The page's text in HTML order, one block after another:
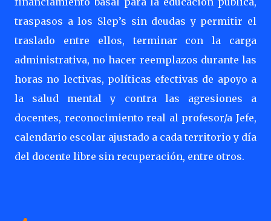
traspasos a los Slep’s sin deudas y permitir el
traslado entre ellos, terminar con la carga
administrativa, no hacer reemplazos durante las
horas no lectivas, políticas efectivas de apoyo a
la salud mental y contra las agresiones a
docentes, reconocimiento real al profesor/a Jefe,
calendario escolar ajustado a cada territorio y día
del docente libre sin recuperación, entre otros.